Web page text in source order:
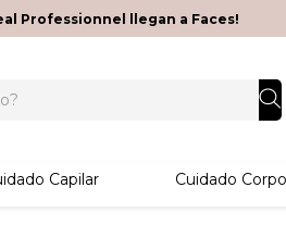
Professionnel llegan a Faces!
Capilar Cuidado